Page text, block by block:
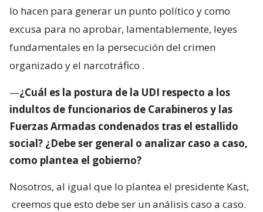
lo hacen para generar un punto político y como
excusa para no aprobar, lamentablemente, leyes
fundamentales en la persecución del crimen
organizado y el narcotráfico .
—¿Cuál es la postura de la UDI respecto a los
indultos de funcionarios de Carabineros y las
Fuerzas Armadas condenados tras el estallido
social? ¿Debe ser general o analizar caso a caso,
como plantea el gobierno?
Nosotros, al igual que lo plantea el presidente Kast,
creemos que esto debe ser un análisis caso a caso.